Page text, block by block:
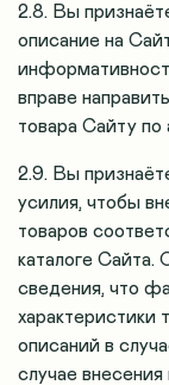
2.8. Вы
описание на
вправе
товара Сайту по
2.9. Вы
усилия, чтобы
товаров
каталоге
сведения, что
характеристики
описаний в
случае